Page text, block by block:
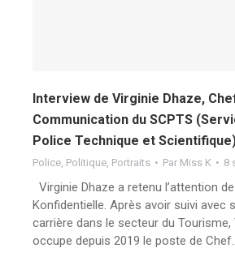
Interview de Virginie Dhaze,
Communication du SCPTS
Police Technique et
Police Politique Portraits Par Miss K 8
Virginie Dhaze a retenu l’attention
Konfidentielle. Après avoir suivi avec
carrière dans le secteur du Tourisme,
occupe depuis 2019 le poste de